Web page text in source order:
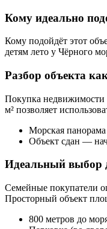
Кому идеально
Кому подойдёт этот
детям лето у Чёрного
Разбор объекта
Покупка
м² позволяет
Морская панорама
Объект сдан —
Идеальный выбор
Семейные покупатели
Просторный объект
800 метров до